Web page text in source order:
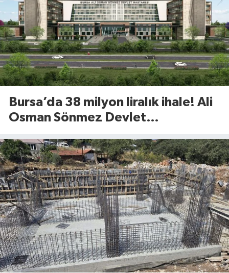
Bursa’da 38 milyon liralık ihale! Ali
Osman Sönmez Devlet
alan kiraya verilecek